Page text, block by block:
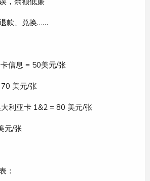
款、兑换……
信息 = 50美元/张
美元/张
利亚卡 1&2 = 80 美元/张
元/张
：